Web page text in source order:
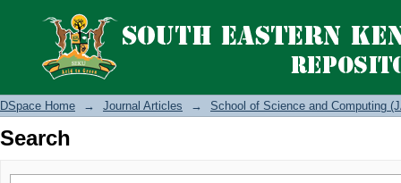
Search
DSpace Home → Journal Articles → School of Science and Computing
Search